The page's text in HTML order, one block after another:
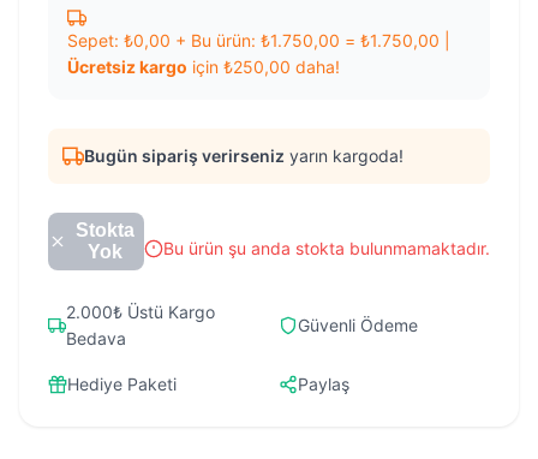
Sepet: ₺0,00 + Bu ürün: ₺1.750,00 = ₺1.750,00
Ücretsiz kargo için ₺250,00 daha!
Bugün sipariş verirseniz yarın kargoda!
Stokta
Yok
Bu ürün şu anda stokta bulunmamaktadır.
2.000₺ Üstü Kargo
Bedava
Güvenli Ödeme
Hediye Paketi Paylaş